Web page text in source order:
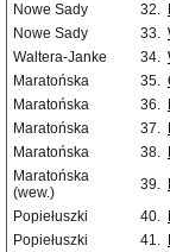
Nowe Sady
32.
Nowe Sady
33.
Waltera-Janke
34.
Maratońska
35.
Maratońska
36.
Maratońska
37.
Maratońska
38.
Maratońska
(wew.)
39.
Popiełuszki 40.
Popiełuszki
41.